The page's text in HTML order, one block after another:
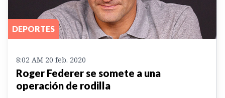
DEPORTES
8:02 AM 20 feb. 2020
Roger Federer se somete a una
operación de rodilla